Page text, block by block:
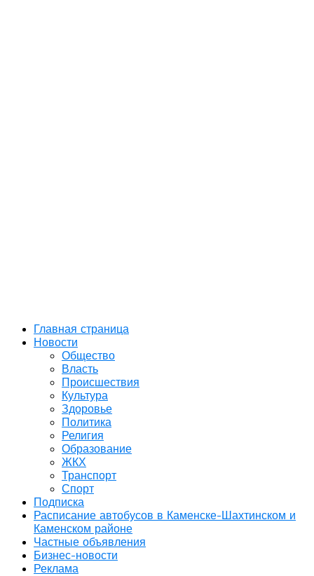
Главная страница
Новости
Общество
Власть
Происшествия
Культура
Здоровье
Политика
Религия
Образование
ЖКХ
Транспорт
Спорт
Подписка
Расписание автобусов в Каменске-Шахтинском и
Каменском районе
Частные объявления
Бизнес-новости
Реклама